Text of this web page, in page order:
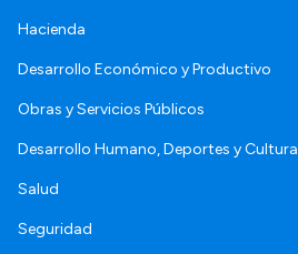
Hacienda
Desarrollo Económico y Productivo
Obras y Servicios Públicos
Desarrollo Humano, Deportes y Cultura
Salud
Seguridad